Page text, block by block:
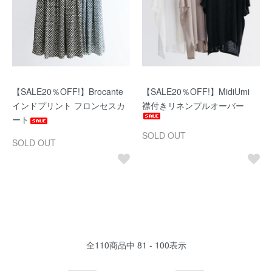
【SALE20％OFF!】Brocante
インドプリント フロンセスカ
ート
SOLD OUT
【SALE20％OFF!】MidiUmi
襟付きリネンプルオーバー
SOLD OUT
全110商品中 81 - 100表示